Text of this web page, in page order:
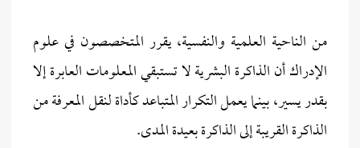
من الناحية العلمية والنفسية، يقرر المتخصصون في علوم
الإدراك أن الذاكرة البشرية لا تستبقي المعلومات العابرة إلا
بقدر يسير، بينما يعمل التكرار المتباعد كأداة لنقل المعرفة من
الذاكرة القريبة إلى الذاكرة بعيدة المدى.